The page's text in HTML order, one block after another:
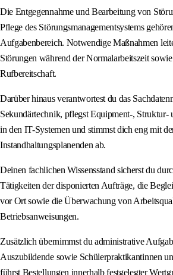
Die Entgegennahme und Bearbeitung von
Pflege des Störungsmanagementsystems
Aufgabenbereich. Notwendige Maßnahmen
Störungen während der Normalarbeitszeit
Rufbereitschaft.
Darüber hinaus verantwortest du das
Sekundärtechnik, pflegst Equipment-, Struktur-
in den IT-Systemen und stimmst dich eng mit
Instandhaltungsplanenden ab.
Deinen fachlichen Wissensstand sicherst du
Tätigkeiten der disponierten Aufträge, die
vor Ort sowie die Überwachung von
Betriebsanweisungen.
Zusätzlich übernimmst du administrative
Auszubildende sowie Schülerpraktikantinnen
führst Bestellungen innerhalb festgelegter